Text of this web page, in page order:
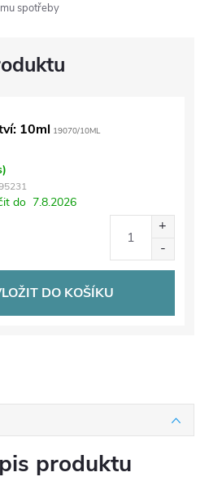
spotřeby
10ml 19070/10ML
do 7.8.2026
DO KOŠÍKU
produktu